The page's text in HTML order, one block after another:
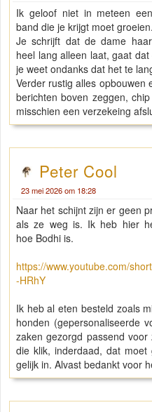
Ik geloof niet in meteen
band die je krijgt moet groeien.
Je schrijft dat de dame
heel lang alleen laat, gaat
je weet ondanks dat het te
Verder rustig alles opbouwen
berichten boven zeggen,
misschien een verzekeing
Peter Cool
23 mei 2026 om 18:28
Naar het schijnt zijn er geen
als ze weg is. Ik heb hier
hoe Bodhi is.
https://www.youtube.com/
-HRhY
Ik heb al eten besteld zoals
honden (gepersonaliseerde
zaken gezorgd passend
die klik, inderdaad, dat
gelijk in. Alvast bedankt voor